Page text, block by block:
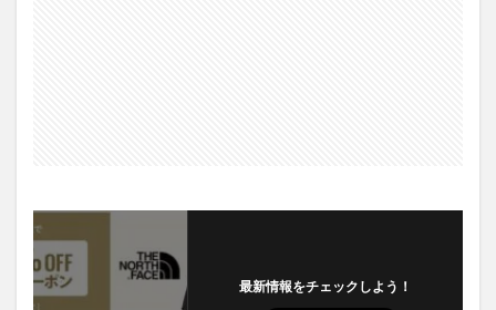
最新情報をチェックしよう！